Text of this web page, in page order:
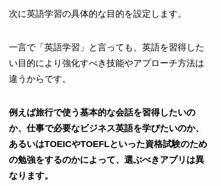
次に英語学習の具体的な目的を設定します。
一言で「英語学習」と言っても、英語を習得した
い目的により強化すべき技能やアプローチ方法は
違うからです。
例えば旅行で使う基本的な会話を習得したいの
か、仕事で必要なビジネス英語を学びたいのか、
あるいはTOEICやTOEFLといった資格試験のため
の勉強をするのかによって、選ぶべきアプリは異
なります。